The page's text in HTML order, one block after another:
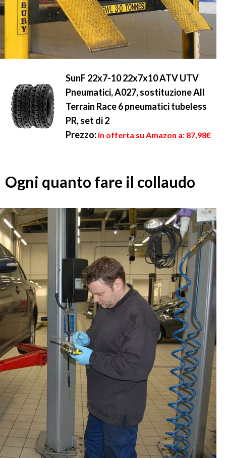
SunF 22x7-10 22x7x10 ATV UTV
Pneumatici, A027, sostituzione All
Terrain Race 6 pneumatici tubeless
PR, set di 2
Prezzo: in offerta su Amazon a: 87,98€
Ogni quanto fare il collaudo